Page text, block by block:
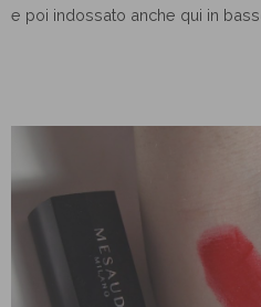
e poi indossato anche qui in